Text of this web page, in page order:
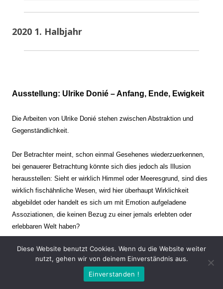
2020 1. Halbjahr
Ausstellung: Ulrike Donié – Anfang, Ende, Ewigkeit
Die Arbeiten von Ulrike Donié stehen zwischen Abstraktion und
Gegenständlichkeit.
Der Betrachter meint, schon einmal Gesehenes wiederzuerkennen,
bei genauerer Betrachtung könnte sich dies jedoch als Illusion
herausstellen: Sieht er wirklich Himmel oder Meeresgrund, sind dies
wirklich fischähnliche Wesen, wird hier überhaupt Wirklichkeit
abgebildet oder handelt es sich um mit Emotion aufgeladene
Assoziationen, die keinen Bezug zu einer jemals erlebten oder
erlebbaren Welt haben?
Verharren und Dynamik stehen sich dabei gegenüber. Zeit steht still
oder verrinnt im Nu. Es soll dabei eine Spannung, auch farblich, bis
zur Schmerzgrenze erzeugt werden. Die Arbeiten stellen ambivalente
Diese Website benutzt Cookies. Wenn du die Website weiter
nutzt, gehen wir von deinem Einverständnis aus.
Einverstanden !